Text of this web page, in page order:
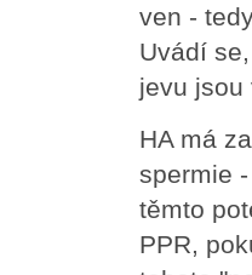
ven -
Uvádí
jevu jsou
HA má
spermie
těmto
PPR,